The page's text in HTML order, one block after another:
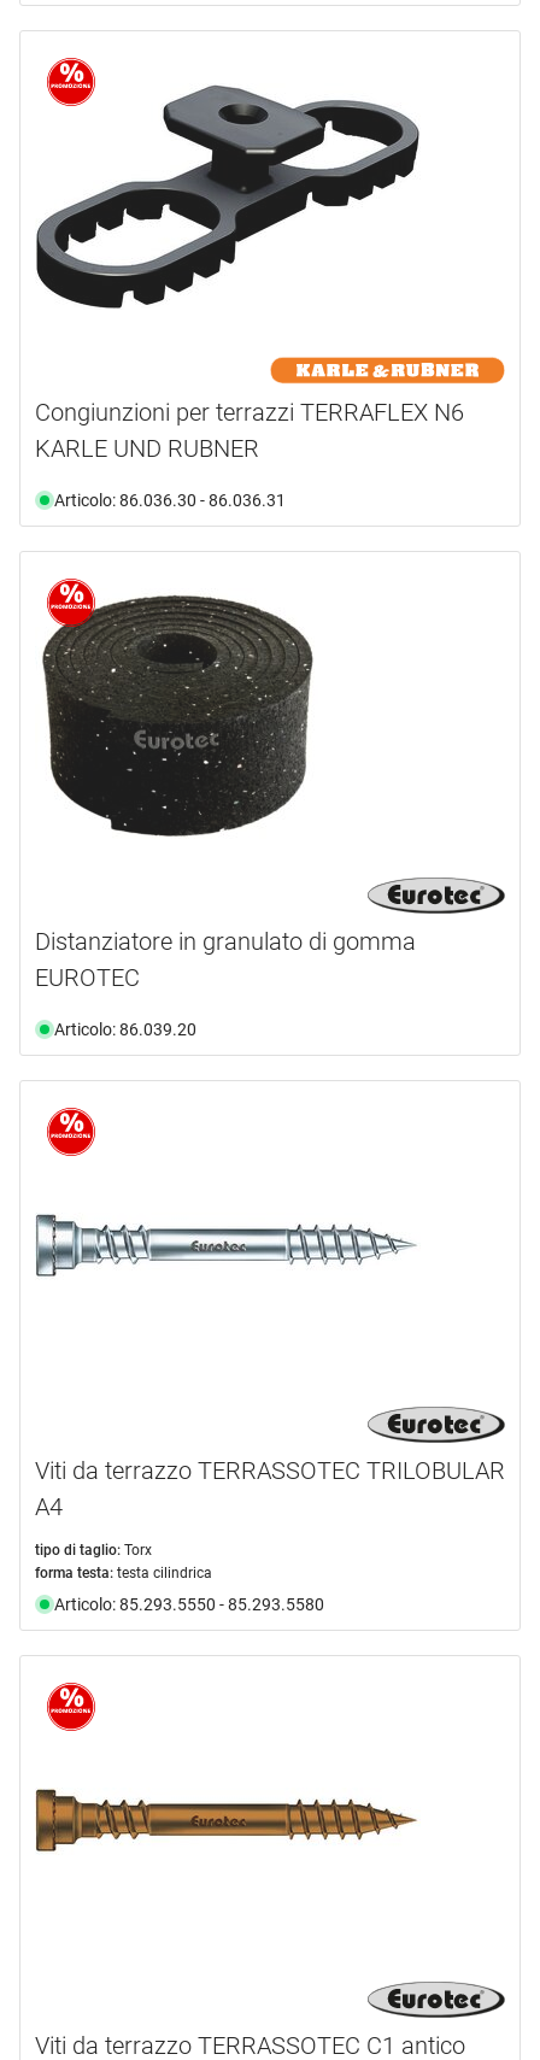
Congiunzioni per terrazzi TERRAFLEX N6
KARLE UND RUBNER
Articolo: 86.036.30 - 86.036.31
Distanziatore in granulato di gomma
EUROTEC
Articolo: 86.039.20
Viti da terrazzo TERRASSOTEC TRILOBULAR
A4
tipo di taglio: Torx
forma testa: testa cilindrica
Articolo: 85.293.5550 - 85.293.5580
Viti da terrazzo TERRASSOTEC C1 antico